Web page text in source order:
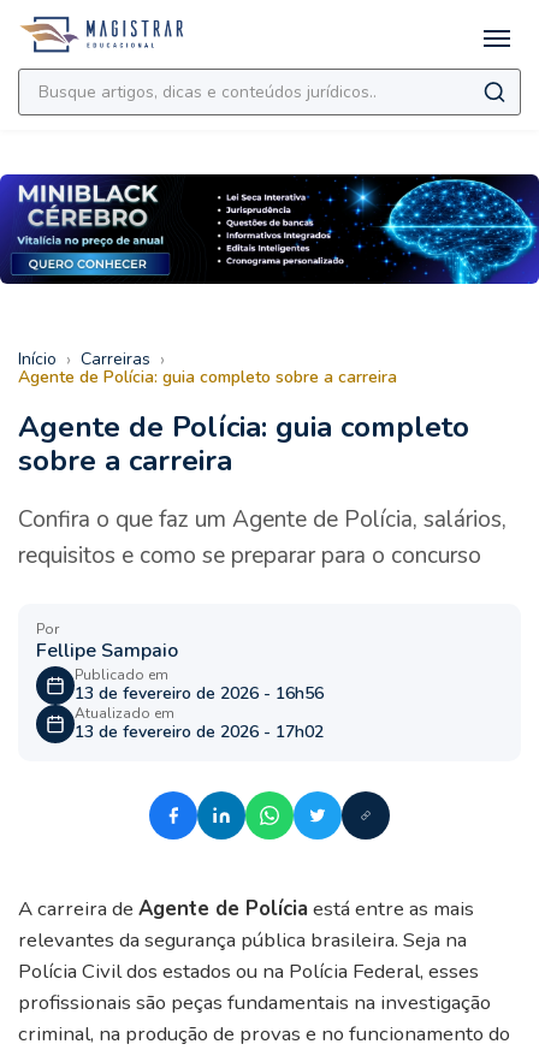
Início › Carreiras ›
Agente de Polícia: guia completo sobre a carreira
Agente de Polícia: guia completo
sobre a carreira
Confira o que faz um Agente de Polícia, salários,
requisitos e como se preparar para o concurso
Por
Fellipe Sampaio
Publicado em
13 de fevereiro de 2026 - 16h56
Atualizado em
13 de fevereiro de 2026 - 17h02
A carreira de Agente de Polícia está entre as mais
relevantes da segurança pública brasileira. Seja na
Polícia Civil dos estados ou na Polícia Federal, esses
profissionais são peças fundamentais na investigação
criminal, na produção de provas e no funcionamento do